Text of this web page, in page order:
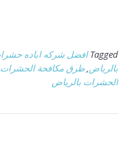
Tagged افضل شركه اباده
بالرياض,طرق مكافحة الحشرات
الحشرات بالرياض